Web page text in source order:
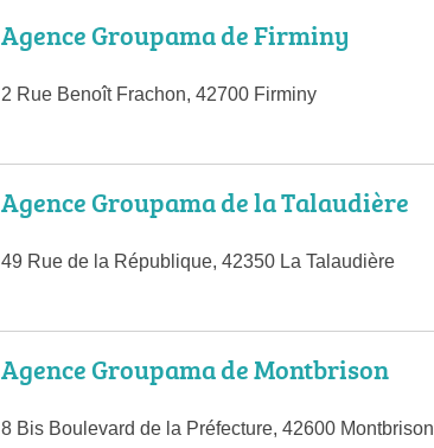
Agence Groupama de Firminy
2 Rue Benoît Frachon, 42700 Firminy
Agence Groupama de la Talaudière
49 Rue de la République, 42350 La Talaudière
Agence Groupama de Montbrison
8 Bis Boulevard de la Préfecture, 42600 Montbrison